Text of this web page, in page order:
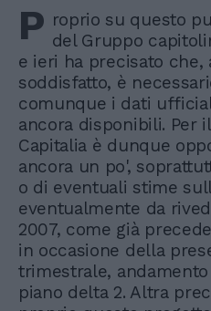
P roprio su questo
del Gruppo
e ieri ha precisato che,
soddisfatto, è
comunque i dati
ancora disponibili. Per
Capitalia è dunque
ancora un po',
o di eventuali stime
eventualmente da
2007, come già
in occasione della
trimestrale,
piano delta 2. Altra